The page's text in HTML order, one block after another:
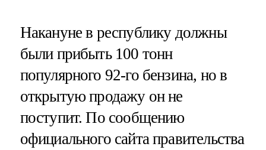
Накануне в республику должны
были прибыть 100 тонн
популярного 92-го бензина, но в
открытую продажу он не
поступит. По сообщению
официального сайта правительства